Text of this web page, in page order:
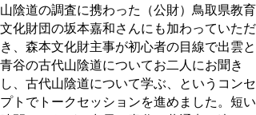
山陰道の調査に携わった（公財）鳥取県教育
文化財団の坂本嘉和さんにも加わっていただ
き、森本文化財主事が初心者の目線で出雲と
青谷の古代山陰道についてお二人にお聞き
し、古代山陰道について学ぶ、というコンセ
プトでトークセッションを進めました。短い